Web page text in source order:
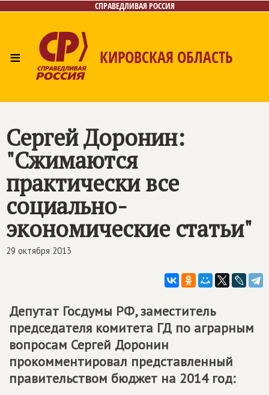
СПРАВЕДЛИВАЯ РОССИЯ
≡ КИРОВСКАЯ ОБЛАСТЬ
Сергей Доронин:
"Сжимаются
практически все
социально-
экономические статьи"
29 октября 2013
Депутат Госдумы РФ, заместитель
председателя комитета ГД по аграрным
вопросам Сергей Доронин
прокомментировал представленный
правительством бюджет на 2014 год: